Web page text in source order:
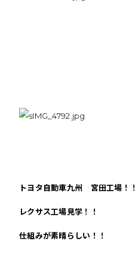
トヨタ自動車九州 宮田工場！！
レクサス工場見学！！
仕組みが素晴らしい！！